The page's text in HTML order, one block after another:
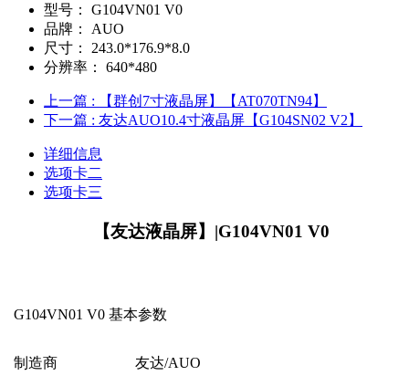
型号：
G104VN01 V0
品牌：
AUO
尺寸：
243.0*176.9*8.0
分辨率：
640*480
上一篇 : 【群创7寸液晶屏】【AT070TN94】
下一篇 : 友达AUO10.4寸液晶屏【G104SN02 V2】
详细信息
选项卡二
选项卡三
【友达液晶屏】|G104VN01 V0
G104VN01 V0 基本参数
制造商 友达/AUO